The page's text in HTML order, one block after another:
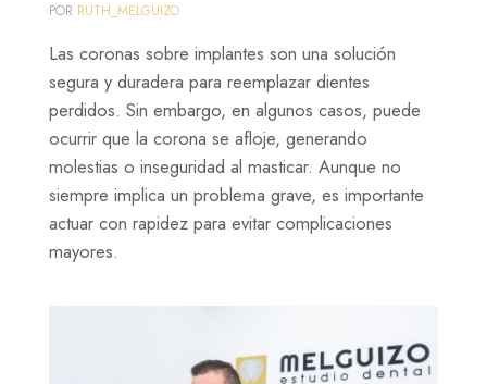
Sedación consciente
POR RUTH_MELGUIZO
Las coronas sobre implantes son una solución
segura y duradera para reemplazar dientes
perdidos. Sin embargo, en algunos casos, puede
ocurrir que la corona se afloje, generando
molestias o inseguridad al masticar. Aunque no
siempre implica un problema grave, es importante
actuar con rapidez para evitar complicaciones
mayores.